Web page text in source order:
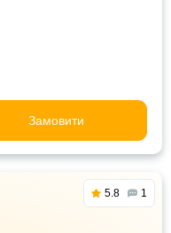
Замовити
5.8 1